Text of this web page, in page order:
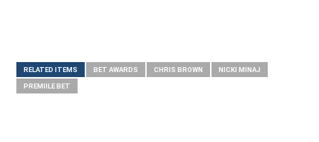
RELATED ITEMS BET AWARDS CHRIS BROWN NICKI MINAJ
PREMIILE BET